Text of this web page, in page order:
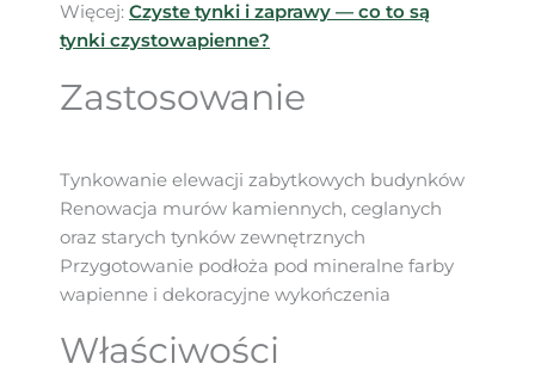
Więcej: Czyste tynki i zaprawy — co to są
tynki czystowapienne?
Zastosowanie
Tynkowanie elewacji zabytkowych budynków
Renowacja murów kamiennych, ceglanych
oraz starych tynków zewnętrznych
Przygotowanie podłoża pod mineralne farby
wapienne i dekoracyjne wykończenia
Właściwości